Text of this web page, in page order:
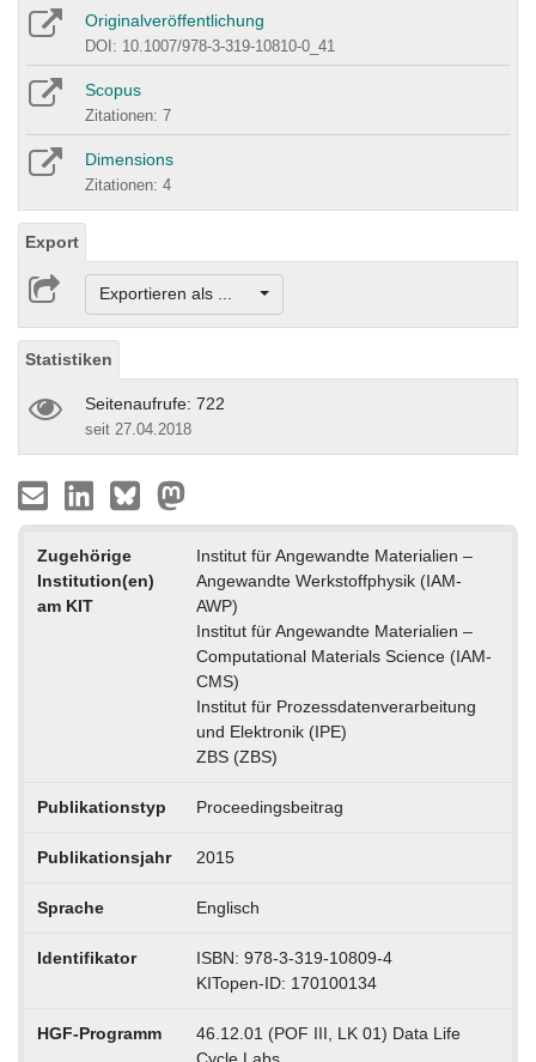
Originalveröffentlichung
DOI: 10.1007/978-3-319-10810-0_41
Scopus
Zitationen: 7
Dimensions
Zitationen: 4
Export
Exportieren als ...
Statistiken
Seitenaufrufe: 722
seit 27.04.2018
Zugehörige
Institution(en)
am KIT
Institut für Angewandte Materialien –
Angewandte Werkstoffphysik (IAM-
AWP)
Institut für Angewandte Materialien –
Computational Materials Science (IAM-
CMS)
Institut für Prozessdatenverarbeitung
und Elektronik (IPE)
ZBS (ZBS)
Publikationstyp Proceedingsbeitrag
Publikationsjahr 2015
Sprache Englisch
Identifikator
ISBN: 978-3-319-10809-4
KITopen-ID: 170100134
HGF-Programm
46.12.01 (POF III, LK 01) Data Life
Cycle Labs